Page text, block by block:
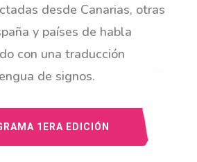
desde Canarias, otras
y países de habla
con una traducción
de signos.
1ERA EDICIÓN